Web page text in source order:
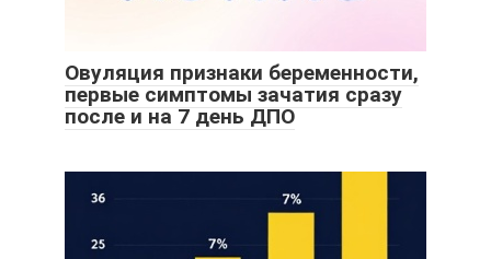
Овуляция признаки беременности,
первые симптомы зачатия сразу
после и на 7 день ДПО